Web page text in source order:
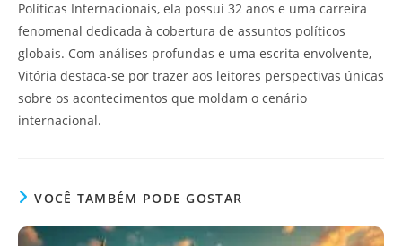
Políticas Internacionais, ela possui 32 anos e uma carreira
fenomenal dedicada à cobertura de assuntos políticos
globais. Com análises profundas e uma escrita envolvente,
Vitória destaca-se por trazer aos leitores perspectivas únicas
sobre os acontecimentos que moldam o cenário
internacional.
VOCÊ TAMBÉM PODE GOSTAR